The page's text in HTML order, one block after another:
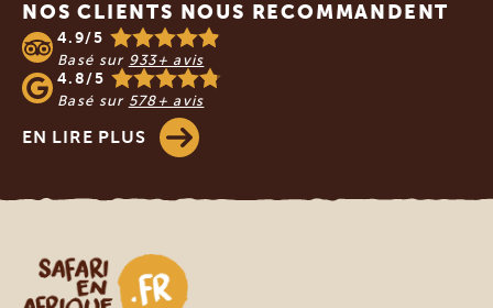
NOS CLIENTS NOUS RECOMMANDENT
4.9/5
Basé sur 933+ avis
4.8/5
Basé sur 578+ avis
EN LIRE PLUS
Safari en Afrique